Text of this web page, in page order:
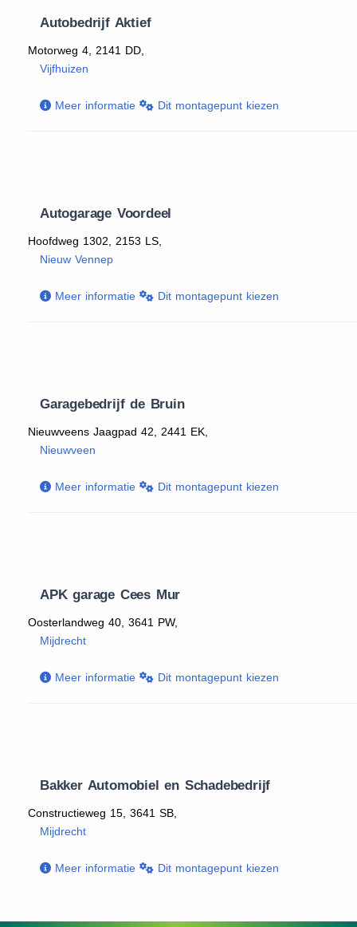
Autobedrijf Aktief
Motorweg 4, 2141 DD,
Vijfhuizen
Meer informatie Dit montagepunt kiezen
Autogarage Voordeel
Hoofdweg 1302, 2153 LS,
Nieuw Vennep
Meer informatie Dit montagepunt kiezen
Garagebedrijf de Bruin
Nieuwveens Jaagpad 42, 2441 EK,
Nieuwveen
Meer informatie Dit montagepunt kiezen
APK garage Cees Mur
Oosterlandweg 40, 3641 PW,
Mijdrecht
Meer informatie Dit montagepunt kiezen
Bakker Automobiel en Schadebedrijf
Constructieweg 15, 3641 SB,
Mijdrecht
Meer informatie Dit montagepunt kiezen